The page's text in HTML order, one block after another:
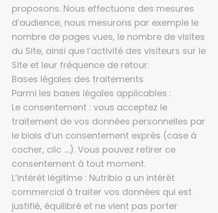
proposons. Nous effectuons des mesures
d’audience, nous mesurons par exemple le
nombre de pages vues, le nombre de visites
du Site, ainsi que l’activité des visiteurs sur le
Site et leur fréquence de retour.
Bases légales des traitements
Parmi les bases légales applicables :
Le consentement : vous acceptez le
traitement de vos données personnelles par
le biais d’un consentement exprès (case à
cocher, clic ….). Vous pouvez retirer ce
consentement à tout moment.
L’intérêt légitime : Nutribio a un intérêt
commercial à traiter vos données qui est
justifié, équilibré et ne vient pas porter